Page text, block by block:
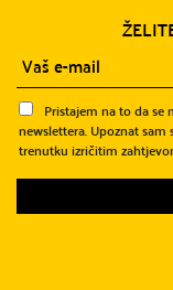
Pristajem na to da
newslettera. Upoznat
trenutku izričitim